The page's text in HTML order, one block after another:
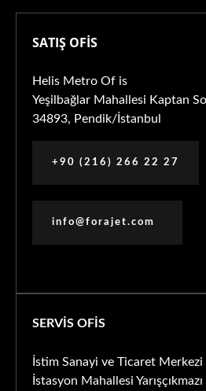
SATIŞ OFİS
Helis Metro Of is
Yeşilbağlar Mahallesi Kaptan
34893, Pendik/İstanbul
+90 (216) 266 22 27
info@forajet.com
SERVİS OFİS
İstim Sanayi ve Ticaret Merkezi
İstasyon Mahallesi